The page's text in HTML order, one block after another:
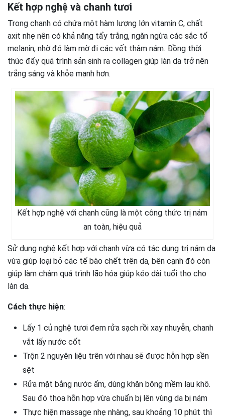
Kết hợp nghệ và chanh tươi
Trong chanh có chứa một hàm lượng lớn vitamin C, chất
axit nhẹ nên có khả năng tẩy trắng, ngăn ngừa các sắc tố
melanin, nhờ đó làm mờ đi các vết thâm nám. Đồng thời
thúc đẩy quá trình sản sinh ra collagen giúp làn da trở nên
trắng sáng và khỏe mạnh hơn.
Kết hợp nghệ với chanh cũng là một công thức trị nám
an toàn, hiệu quả
Sử dụng nghệ kết hợp với chanh vừa có tác dụng trị nám da
vừa giúp loại bỏ các tế bào chết trên da, bên cạnh đó còn
giúp làm chậm quá trình lão hóa giúp kéo dài tuổi thọ cho
làn da.
Cách thực hiện:
Lấy 1 củ nghệ tươi đem rửa sạch rồi xay nhuyễn, chanh
vắt lấy nước cốt
Trộn 2 nguyên liệu trên với nhau sẽ được hỗn hợp sền
sệt
Rửa mặt bằng nước ấm, dùng khăn bông mềm lau khô.
Sau đó thoa hỗn hợp vừa chuẩn bị lên vùng da bị nám
Thực hiện massage nhẹ nhàng, sau khoảng 10 phút thì